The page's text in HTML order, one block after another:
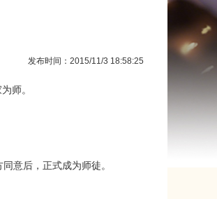
发布时间：2015/11/3 18:58:25
师。
意后，正式成为师徒。